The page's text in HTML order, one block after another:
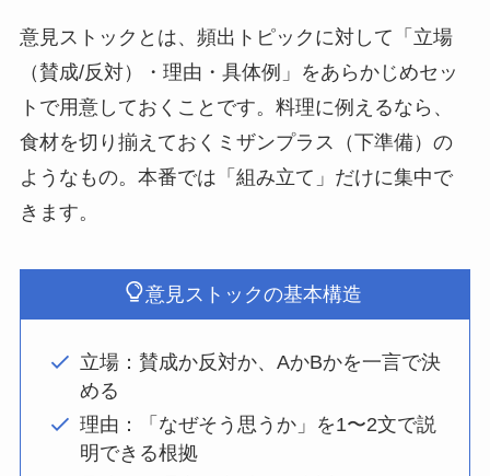
意見ストックとは、頻出トピックに対して「立場
（賛成/反対）・理由・具体例」をあらかじめセッ
トで用意しておくことです。料理に例えるなら、
食材を切り揃えておくミザンプラス（下準備）の
ようなもの。本番では「組み立て」だけに集中で
きます。
意見ストックの基本構造
立場：賛成か反対か、AかBかを一言で決
める
理由：「なぜそう思うか」を1〜2文で説
明できる根拠